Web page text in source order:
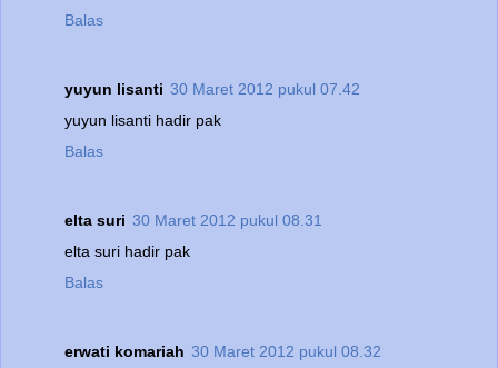
Balas
yuyun lisanti 30 Maret 2012 pukul 07.42
yuyun lisanti hadir pak
Balas
elta suri 30 Maret 2012 pukul 08.31
elta suri hadir pak
Balas
erwati komariah 30 Maret 2012 pukul 08.32